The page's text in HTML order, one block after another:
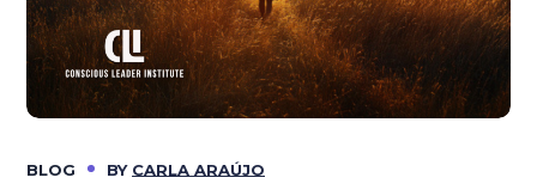
BLOG BY CARLA ARAÚJO